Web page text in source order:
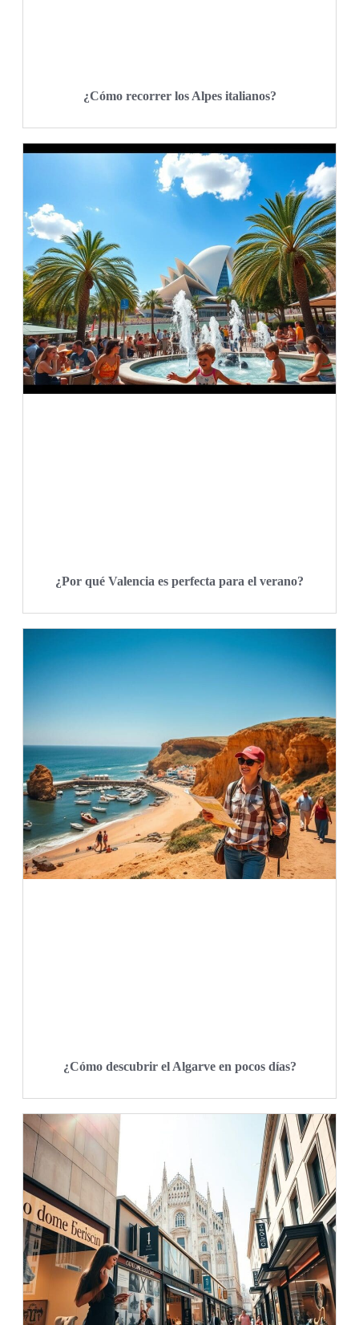
¿Cómo recorrer los Alpes italianos?
¿Por qué Valencia es perfecta para el verano?
¿Cómo descubrir el Algarve en pocos días?